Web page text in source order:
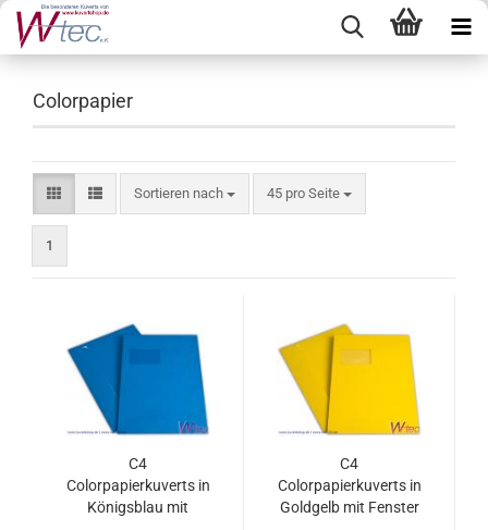
Colorpapier
Sortieren nach
Sortieren nach 45 pro Seite
pro Seite
1
C4
Colorpapierkuverts in
Königsblau mit
C4
Colorpapierkuverts in
Goldgelb mit Fenster